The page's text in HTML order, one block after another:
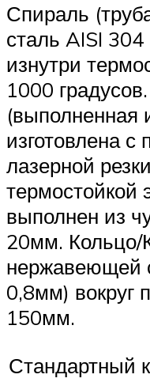
Спираль
сталь AISI
изнутри
1000
(выполненная
изготовлена
лазерной
термостойкой
выполнен из
20мм. Кольцо/
нержавеющей
0,8мм) вокруг
150мм.
Стандартный